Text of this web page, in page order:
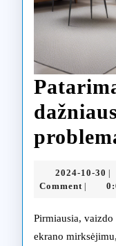
2024-10-30
Comment
Pirmiausia, vaizdo ir garso problemos gali pasireikšti
ekrano